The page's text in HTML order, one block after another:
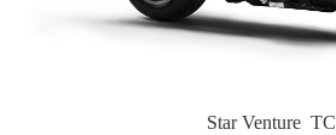
Star Venture TC